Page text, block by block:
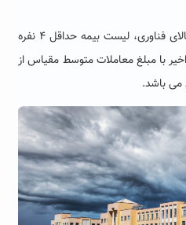
قابل به ذکر است علاوه بر سطح بالای فناوری، لیست بیمه حداقل ۴ نفره
نامه مالیاتی ۲ سال اخیر با مبلغ معاملات متوسط مقیاس از
می باشد.